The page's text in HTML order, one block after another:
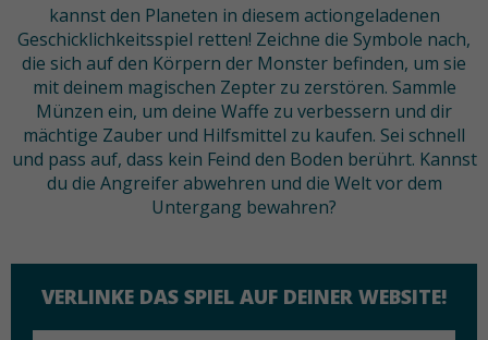
kannst den Planeten in diesem actiongeladenen
Geschicklichkeitsspiel retten! Zeichne die Symbole nach,
die sich auf den Körpern der Monster befinden, um sie
mit deinem magischen Zepter zu zerstören. Sammle
Münzen ein, um deine Waffe zu verbessern und dir
mächtige Zauber und Hilfsmittel zu kaufen. Sei schnell
und pass auf, dass kein Feind den Boden berührt. Kannst
du die Angreifer abwehren und die Welt vor dem
Untergang bewahren?
VERLINKE DAS SPIEL AUF DEINER WEBSITE!